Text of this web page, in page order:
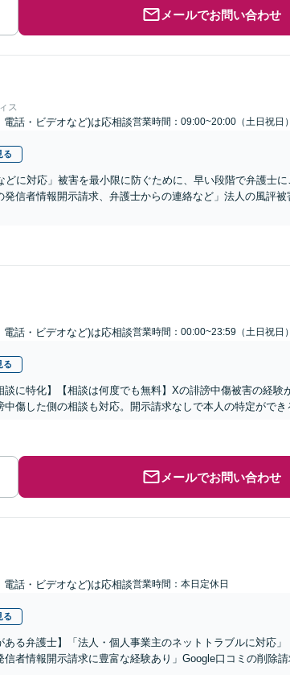
メールでお問い合わせ
ス
電話・ビデオなど)は応相談営業時間：09:00~20:00（土日祝日）
る
どに対応」被害を最小限に防ぐために、早い段階で弁護士
信者情報開示請求、弁護士からの連絡など」法人の風評
電話・ビデオなど)は応相談営業時間：00:00~23:59（土日祝日）
る
談に特化】【相談は何度でも無料】Xの誹謗中傷被害の経験
傷した側の相談も対応。開示請求なしで本人の特定ができ
メールでお問い合わせ
電話・ビデオなど)は応相談営業時間：本日定休日
る
ある弁護士】「法人・個人事業主のネットトラブルに対応」
者情報開示請求に豊富な経験あり」Google口コミの削除